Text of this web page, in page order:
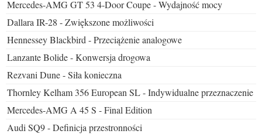
Mercedes-AMG GT 53 4-Door Coupe - Wydajność mocy
Dallara IR-28 - Zwiększone możliwości
Hennessey Blackbird - Przeciążenie analogowe
Lanzante Bolide - Konwersja drogowa
Rezvani Dune - Siła konieczna
Thornley Kelham 356 European SL - Indywidualne przeznaczenie
Mercedes-AMG A 45 S - Final Edition
Audi SQ9 - Definicja przestronności